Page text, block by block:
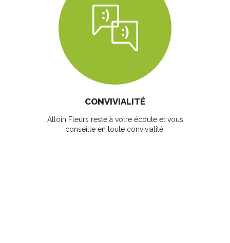
CONVIVIALITÉ
Alloin Fleurs reste à votre écoute et vous
conseille en toute convivialité.